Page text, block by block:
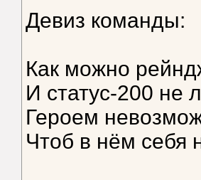
Девиз команды:
Как можно
И статус-200 не
Героем
Чтоб в нём себя